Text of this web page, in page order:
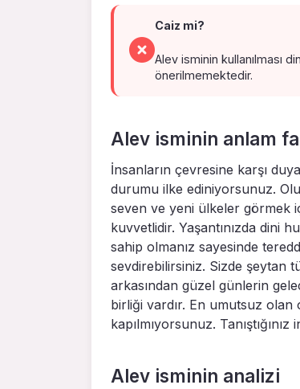
Caiz mi?
Alev isminin kullanılması
önerilmemektedir.
Alev isminin anlam
İnsanların çevresine karşı
durumu ilke ediniyorsunuz.
seven ve yeni ülkeler görmek
kuvvetlidir. Yaşantınızda dini
sahip olmanız sayesinde
sevdirebilirsiniz. Sizde şeytan
arkasından güzel günlerin
birliği vardır. En umutsuz
kapılmıyorsunuz.
Alev isminin analizi